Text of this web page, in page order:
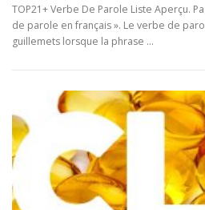
TOP21+ Verbe De Parole Liste Aperçu.
de parole en français ». Le verbe de
guillemets lorsque la phrase …